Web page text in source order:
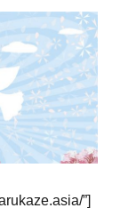
”]